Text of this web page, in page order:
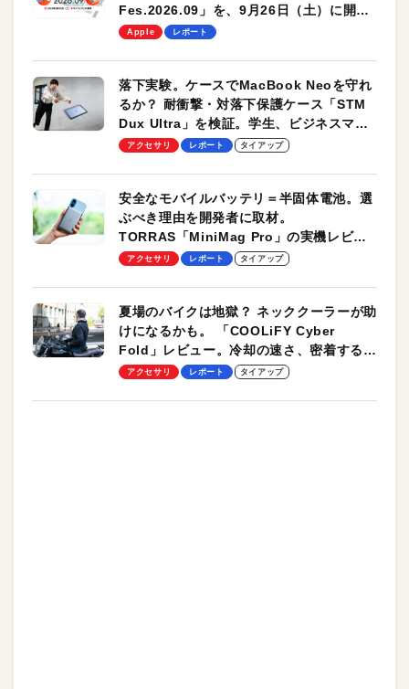
Fes.2026.09」を、9月26日（土）に開催
します！
Apple レポート
落下実験。ケースでMacBook Neoを守れ
るか？ 耐衝撃・対落下保護ケース「STM
Dux Ultra」を検証。学生、ビジネスマン
のモバイルユースに最適！
アクセサリ レポート タイアップ
安全なモバイルバッテリ＝半固体電池。選
ぶべき理由を開発者に取材。
TORRAS「MiniMag Pro」の実機レビュ
ーも
アクセサリ レポート タイアップ
夏場のバイクは地獄？ ネッククーラーが助
けになるかも。 「COOLiFY Cyber
Fold」レビュー。冷却の速さ、密着する冷
却プレート、シンプルな操作性がグッド！
アクセサリ レポート タイアップ